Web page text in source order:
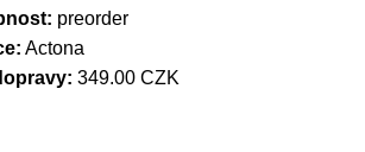
preorder
Actona
349.00 CZK